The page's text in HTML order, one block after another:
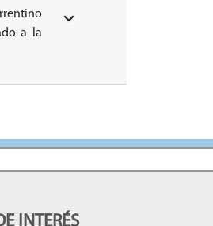
a la